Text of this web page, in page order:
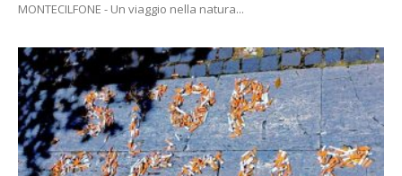
MONTECILFONE - Un viaggio nella natura...